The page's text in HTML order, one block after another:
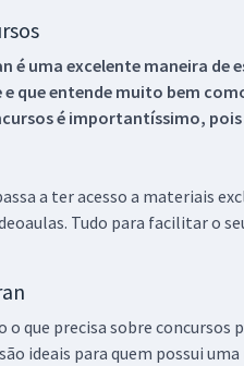
é uma excelente maneira
que entende muito bem
é importantíssimo,
a ter acesso a materiais
Tudo para facilitar o
o que precisa sobre
ideais para quem possui